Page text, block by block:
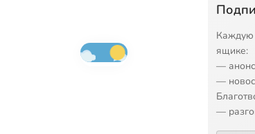
Каждую
ящике:
—
—
—